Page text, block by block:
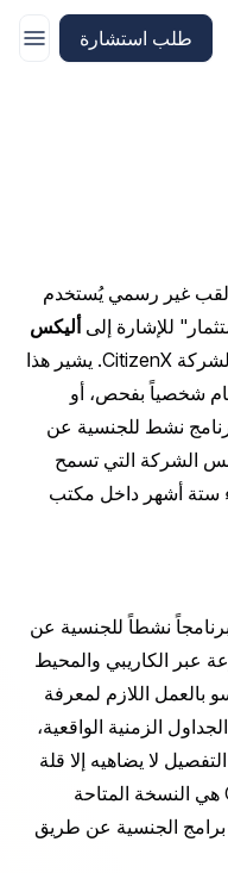
طلب استشارة
لقب غير رسمي يُستخدم
للإشارة إلى أليكس
CitizenX. يشير هذا
شخصياً بفحص، أو
نشط للجنسية عن
الشركة التي تسمح
ستة أشهر داخل مكتب
نشطاً للجنسية عن
عبر الكاريبي والمحيط
بالعمل اللازم لمعرفة
الزمنية الواقعية،
لا يضاهيه إلا قلة
من الممارسين. مكتبة برامج CitizenX هي النسخة المتاحة
الجنسية عن طريق